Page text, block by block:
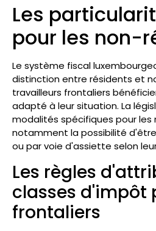
Les
pour les non-
Le système fiscal
distinction entre résidents et
travailleurs frontaliers
adapté à leur situation. La
modalités spécifiques pour les
notamment la possibilité
ou par voie d'assiette selon
Les règles
classes d'impôt
frontaliers